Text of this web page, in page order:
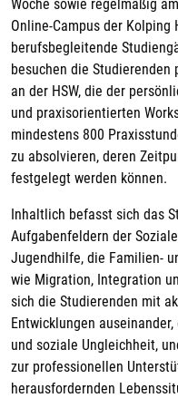
Woche sowie regelmäßig
Online-Campus der
berufsbegleitende
besuchen die Studierenden
an der HSW, die der
und praxisorientierten
mindestens 800
zu absolvieren, deren
festgelegt werden können.
Inhaltlich befasst sich das
Aufgabenfeldern der
Jugendhilfe, die Familien-
wie Migration, Integration
sich die Studierenden mit
Entwicklungen
und soziale Ungleichheit,
zur professionellen
herausfordernden